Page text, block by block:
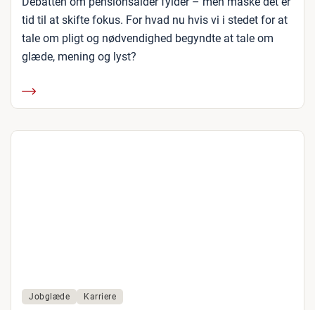
tid til at skifte fokus. For hvad nu hvis vi i stedet for at
tale om pligt og nødvendighed begyndte at tale om
glæde, mening og lyst?
Jobglæde Karriere